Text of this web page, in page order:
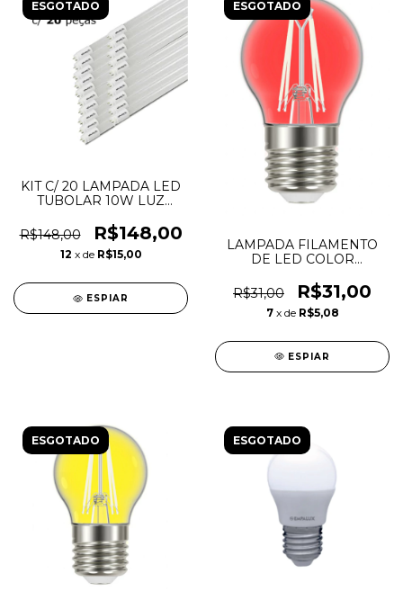
ESGOTADO
KIT C/ 20 LAMPADA LED
TUBOLAR 10W LUZ
GALAXY
R$148,00 R$148,00
12 x de R$15,00
ESPIAR
ESGOTADO
LAMPADA FILAMENTO
DE LED COLOR
VERMELHA
R$31,00 R$31,00
7 x de R$5,08
ESPIAR
ESGOTADO ESGOTADO